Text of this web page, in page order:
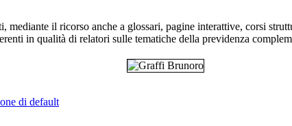
il ricorso anche a glossari, pagine interattive, corsi
in qualità di relatori sulle tematiche della previdenza
di default